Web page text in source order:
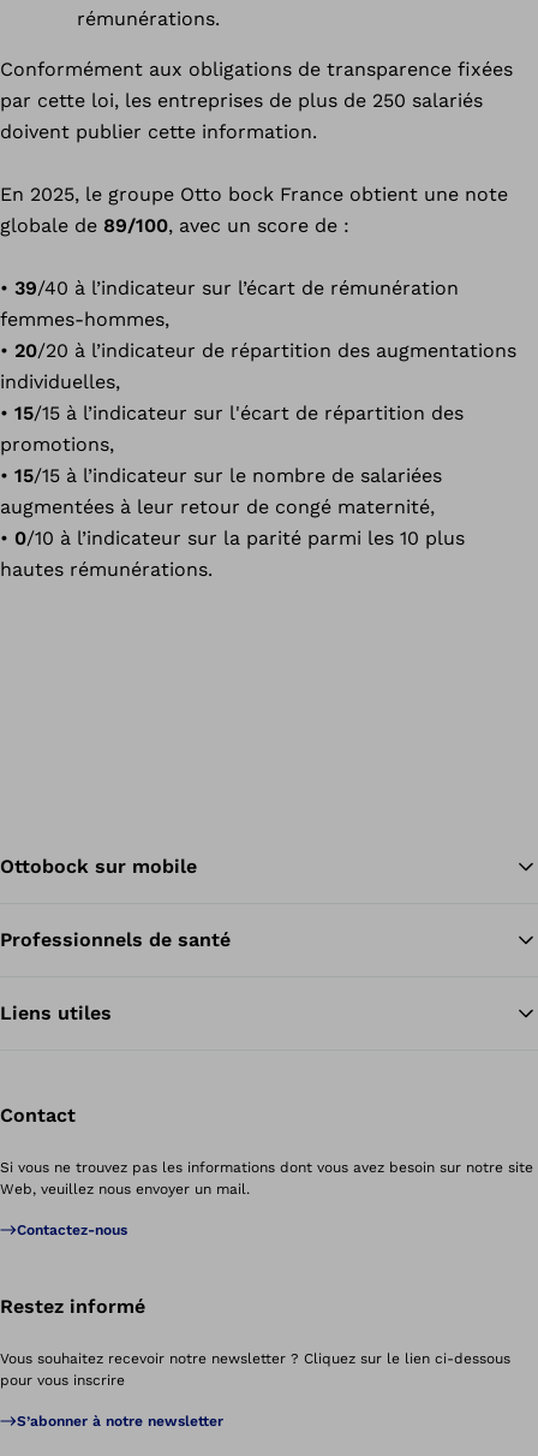
rémunérations.
Conformément aux obligations de transparence fixées
par cette loi, les entreprises de plus de 250 salariés
doivent publier cette information.
En 2025, le groupe Otto bock France obtient une note
globale de 89/100, avec un score de :
• 39/40 à l’indicateur sur l’écart de rémunération
femmes-hommes,
• 20/20 à l’indicateur de répartition des augmentations
individuelles,
• 15/15 à l’indicateur sur l'écart de répartition des
promotions,
• 15/15 à l’indicateur sur le nombre de salariées
augmentées à leur retour de congé maternité,
• 0/10 à l’indicateur sur la parité parmi les 10 plus
hautes rémunérations.
Ottobock sur mobile
Professionnels de santé
Liens utiles
Contact
Si vous ne trouvez pas les informations dont vous avez besoin sur notre site
Web, veuillez nous envoyer un mail.
Contactez-nous
Restez informé
Vous souhaitez recevoir notre newsletter ? Cliquez sur le lien ci-dessous
pour vous inscrire
S’abonner à notre newsletter